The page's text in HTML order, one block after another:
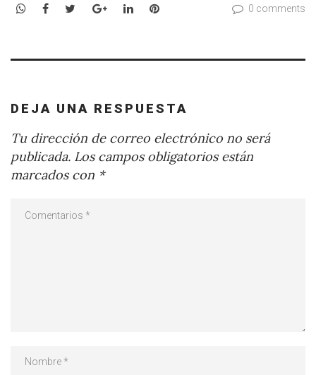
WhatsApp
Facebook
TwitterGoogle+LinkedInPinterest 0 comments
DEJA UNA RESPUESTA
Tu dirección de correo electrónico no será
publicada. Los campos obligatorios están
marcados con *